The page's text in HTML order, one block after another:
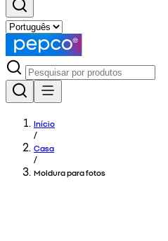
Início
/
Casa
/
Moldura para fotos